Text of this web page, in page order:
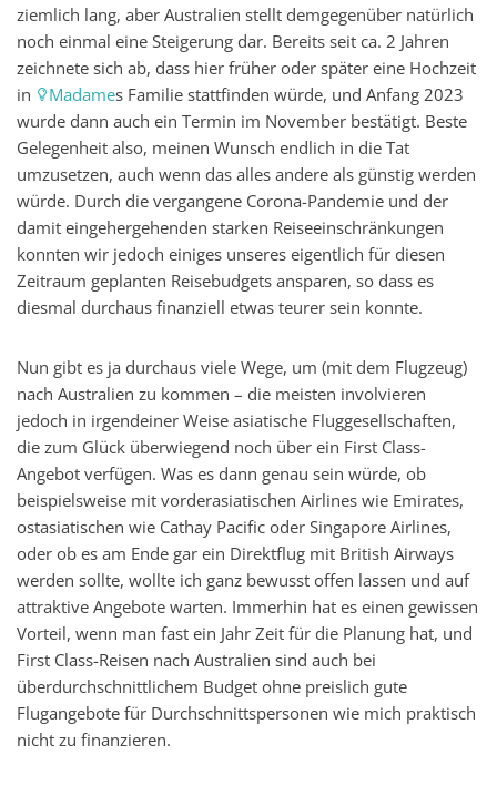
ziemlich lang, aber Australien stellt demgegenüber natürlich
noch einmal eine Steigerung dar. Bereits seit ca. 2 Jahren
zeichnete sich ab, dass hier früher oder später eine Hochzeit
in
Madames Familie stattfinden würde, und Anfang 2023
wurde dann auch ein Termin im November bestätigt. Beste
Gelegenheit also, meinen Wunsch endlich in die Tat
umzusetzen, auch wenn das alles andere als günstig werden
würde. Durch die vergangene Corona-Pandemie und der
damit eingehergehenden starken Reiseeinschränkungen
konnten wir jedoch einiges unseres eigentlich für diesen
Zeitraum geplanten Reisebudgets ansparen, so dass es
diesmal durchaus finanziell etwas teurer sein konnte.
Nun gibt es ja durchaus viele Wege, um (mit dem Flugzeug)
nach Australien zu kommen – die meisten involvieren
jedoch in irgendeiner Weise asiatische Fluggesellschaften,
die zum Glück überwiegend noch über ein First Class-
Angebot verfügen. Was es dann genau sein würde, ob
beispielsweise mit vorderasiatischen Airlines wie Emirates,
ostasiatischen wie Cathay Pacific oder Singapore Airlines,
oder ob es am Ende gar ein Direktflug mit British Airways
werden sollte, wollte ich ganz bewusst offen lassen und auf
attraktive Angebote warten. Immerhin hat es einen gewissen
Vorteil, wenn man fast ein Jahr Zeit für die Planung hat, und
First Class-Reisen nach Australien sind auch bei
überdurchschnittlichem Budget ohne preislich gute
Flugangebote für Durchschnittspersonen wie mich praktisch
nicht zu finanzieren.